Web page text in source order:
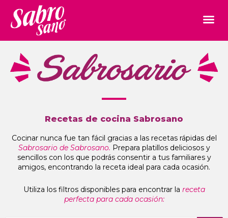
Recetas de cocina Sabrosano
Cocinar nunca fue tan fácil gracias a las recetas rápidas del
Sabrosario de Sabrosano. Prepara platillos deliciosos y
sencillos con los que podrás consentir a tus familiares y
amigos, encontrando la receta ideal para cada ocasión.
Utiliza los filtros disponibles para encontrar la receta
perfecta para cada ocasión: